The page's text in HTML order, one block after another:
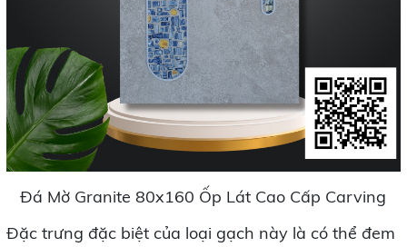
Đá Mờ Granite 80x160 Ốp Lát Cao Cấp Carving
Đặc trưng đặc biệt của loại gạch này là có thể đem